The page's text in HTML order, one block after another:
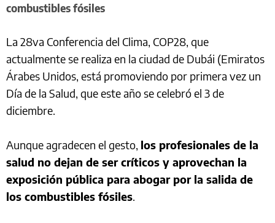
combustibles fósiles
La 28va Conferencia del Clima, COP28, que
actualmente se realiza en la ciudad de Dubái (Emiratos
Árabes Unidos, está promoviendo por primera vez un
Día de la Salud, que este año se celebró el 3 de
diciembre.
Aunque agradecen el gesto, los profesionales de la
salud no dejan de ser críticos y aprovechan la
exposición pública para abogar por la salida de
los combustibles fósiles.